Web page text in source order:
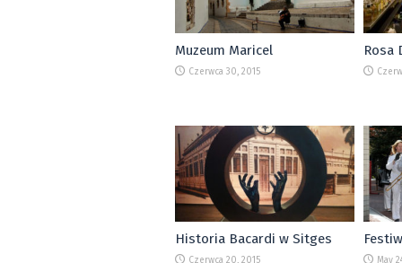
Muzeum Maricel
Czerwca 30, 2015
Rosa
Historia Bacardi w Sitges
Czerwca 20, 2015 May